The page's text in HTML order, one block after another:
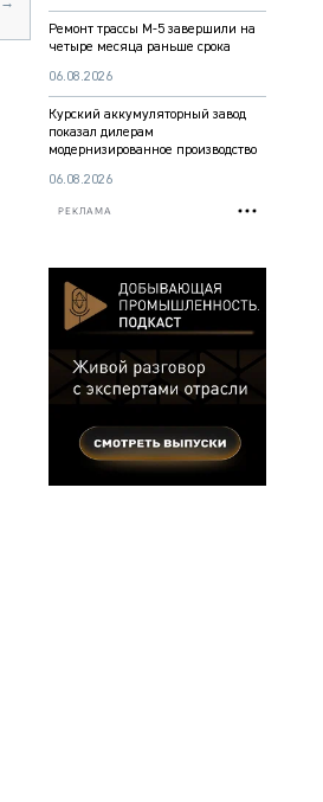
Ремонт трассы М-5 завершили на
четыре месяца раньше срока
06.08.2026
Курский аккумуляторный завод
показал дилерам
модернизированное производство
06.08.2026
РЕКЛАМА